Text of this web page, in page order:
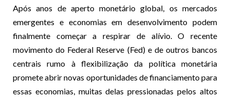
Após anos de aperto monetário global, os mercados
emergentes e economias em desenvolvimento podem
finalmente começar a respirar de alívio. O recente
movimento do Federal Reserve (Fed) e de outros bancos
centrais rumo à flexibilização da política monetária
promete abrir novas oportunidades de financiamento para
essas economias, muitas delas pressionadas pelos altos